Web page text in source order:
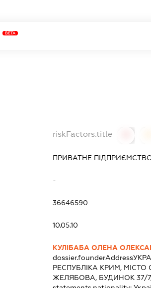
BETA
riskFactors.title
ПРИВАТНЕ
-
36646590
10.05.10
КУЛІБАБА ОЛЕНА
dossier.founderAddress
РЕСПУБЛІКА КРИМ,
ЖЕЛЯБОВА, БУДИНОК 37/